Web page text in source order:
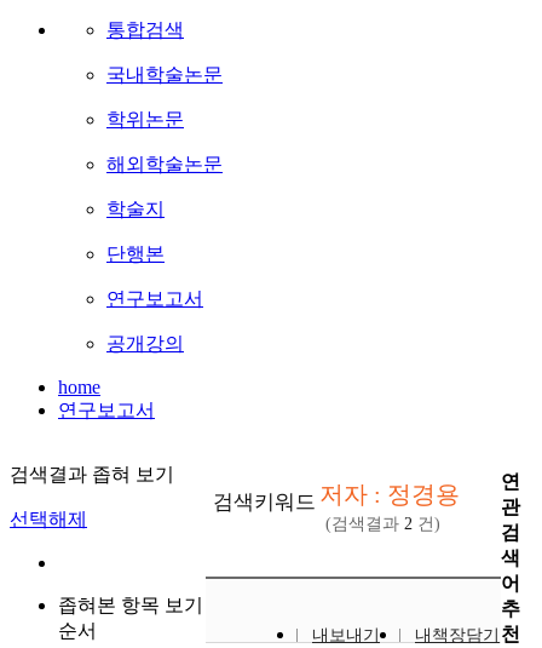
통합검색
국내학술논문
학위논문
해외학술논문
학술지
단행본
연구보고서
공개강의
home
연구보고서
검색결과 좁혀 보기
선택해제
좁혀본 항목 보기
순서
검색키워드 저자 : 정경용
(검색결과 2 건)
내보내기
내책장담기
연
관
검
색
어
추
천